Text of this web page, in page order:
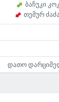
ბაჩუკი
თემურ
დათო